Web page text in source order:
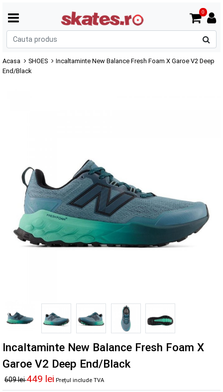
0
Acasa SHOES
Incaltaminte New Balance Fresh Foam X Garoe V2 Deep
End/Black
Incaltaminte New Balance Fresh Foam X
Garoe V2 Deep End/Black
609 lei449 lei Prețul include TVA